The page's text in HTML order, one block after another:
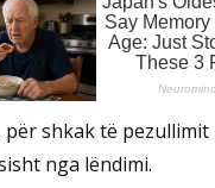
shkak të
nga lëndimi.